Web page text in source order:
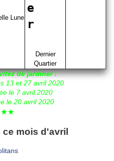
Lune
Dernier
Quartier
de jardiner :
13 et 27 avril 2020
le 7 avril 2020
le 20 avril 2020
mois d'avril